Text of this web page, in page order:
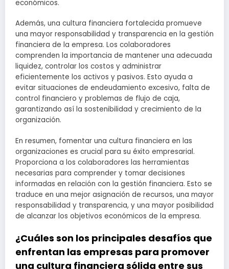
económicos.
Además, una cultura financiera fortalecida promueve
una mayor responsabilidad y transparencia en la gestión
financiera de la empresa. Los colaboradores
comprenden la importancia de mantener una adecuada
liquidez, controlar los costos y administrar
eficientemente los activos y pasivos. Esto ayuda a
evitar situaciones de endeudamiento excesivo, falta de
control financiero y problemas de flujo de caja,
garantizando así la sostenibilidad y crecimiento de la
organización.
En resumen, fomentar una cultura financiera en las
organizaciones es crucial para su éxito empresarial.
Proporciona a los colaboradores las herramientas
necesarias para comprender y tomar decisiones
informadas en relación con la gestión financiera. Esto se
traduce en una mejor asignación de recursos, una mayor
responsabilidad y transparencia, y una mayor posibilidad
de alcanzar los objetivos económicos de la empresa.
¿Cuáles son los principales desafíos que
enfrentan las empresas para promover
una cultura financiera sólida entre sus